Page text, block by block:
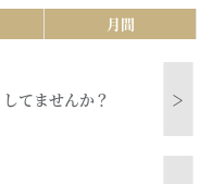
月間
てませんか？ ＞